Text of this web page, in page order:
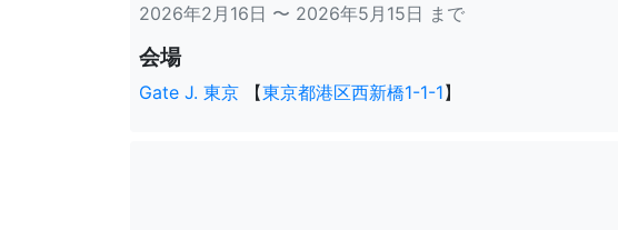
2026年2月16日 〜 2026年5月15日 まで
会場
Gate J. 東京 【東京都港区西新橋1-1-1】